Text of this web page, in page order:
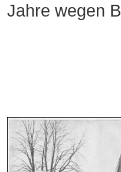
Jahre wegen